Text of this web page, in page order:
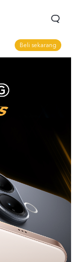
Beli sekarang